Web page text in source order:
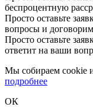
беспроцентную
Просто оставьте
вопросы и
Просто оставьте
ответит на ваши
Мы собираем cookie
подробнее
ОК